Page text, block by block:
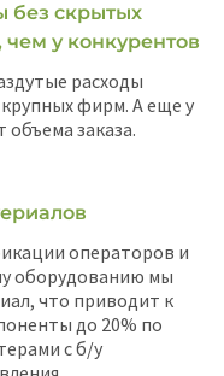
без скрытых
у конкурентов
расходы
фирм. А еще у
объема заказа.
операторов и
оборудованию мы
что приводит к
до 20% по
с б/у